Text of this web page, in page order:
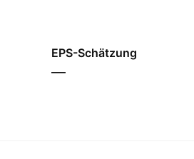
EPS-Schätzung
—